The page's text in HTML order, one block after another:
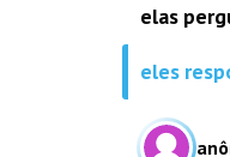
elas
eles